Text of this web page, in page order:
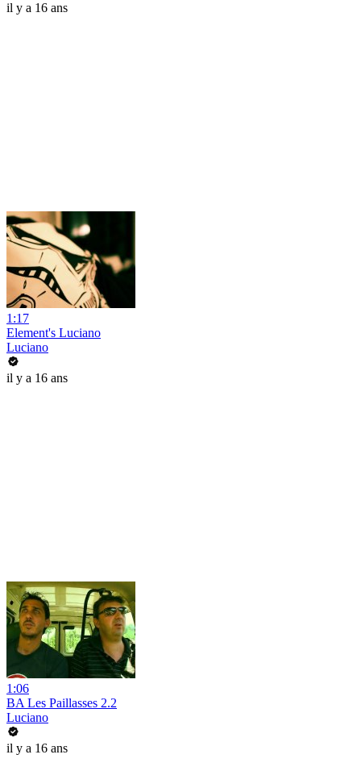
il y a 16 ans
1:17
Element's Luciano
Luciano
il y a 16 ans
1:06
BA Les Paillasses 2.2
Luciano
il y a 16 ans